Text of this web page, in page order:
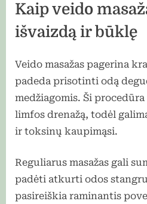
Kaip veido
išvaizdą ir būklę
Veido masažas pagerina
padeda prisotinti odą
medžiagomis. Ši
limfos drenažą, todėl
ir toksinų kaupimąsi.
Reguliarus masažas gali
padėti atkurti odos
pasireiškia raminantis